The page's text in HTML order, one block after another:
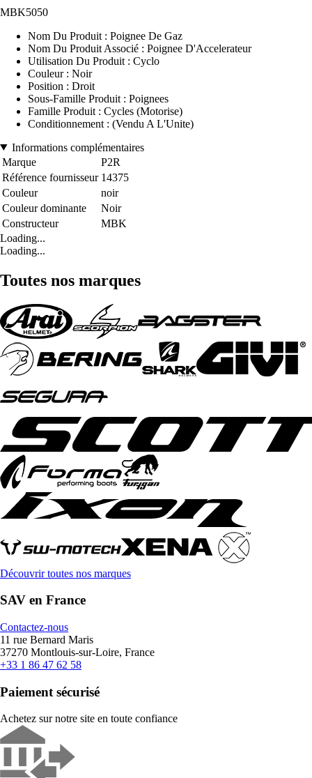
MBK5050
Nom Du Produit : Poignee De Gaz
Nom Du Produit Associé : Poignee D'Accelerateur
Utilisation Du Produit : Cyclo
Couleur : Noir
Position : Droit
Sous-Famille Produit : Poignees
Famille Produit : Cycles (Motorise)
Conditionnement : (Vendu A L'Unite)
Informations complémentaires
Marque
P2R
Référence fournisseur 14375
Couleur
noir
Couleur dominante
Noir
Constructeur
MBK
Loading...
Loading...
Toutes nos marques
Découvrir toutes nos marques
SAV en France
Contactez-nous
11 rue Bernard Maris
37270 Montlouis-sur-Loire, France
+33 1 86 47 62 58
Paiement sécurisé
Achetez sur notre site en toute confiance